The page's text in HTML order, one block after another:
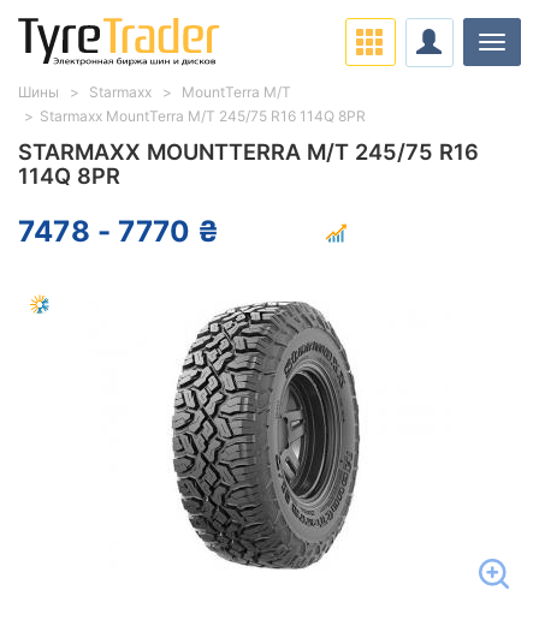
STARMAXX MOUNTTERRA M/T 245/75 R16
114Q 8PR
7478 - 7770 ₴
Шины Starmaxx
MountTerra M/T
Starmaxx MountTerra M/T 245/75 R16 114Q 8PR